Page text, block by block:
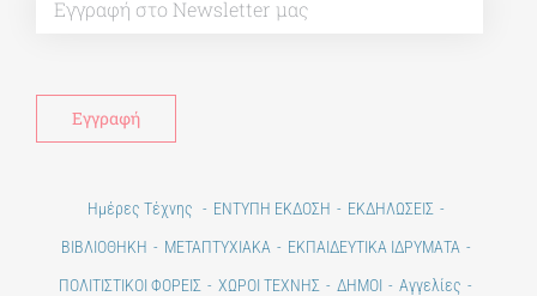
Ημέρες Τέχνης ΕΝΤΥΠΗ ΕΚΔΟΣΗ
ΕΚΔΗΛΩΣΕΙΣ
ΒΙΒΛΙΟΘΗΚΗ
ΜΕΤΑΠΤΥΧΙΑΚΑ
ΕΚΠΑΙΔΕΥΤΙΚΑ ΙΔΡΥΜΑΤΑ
ΠΟΛΙΤΙΣΤΙΚΟΙ ΦΟΡΕΙΣ
ΧΩΡΟΙ ΤΕΧΝΗΣ ΔΗΜΟΙ
Αγγελίες